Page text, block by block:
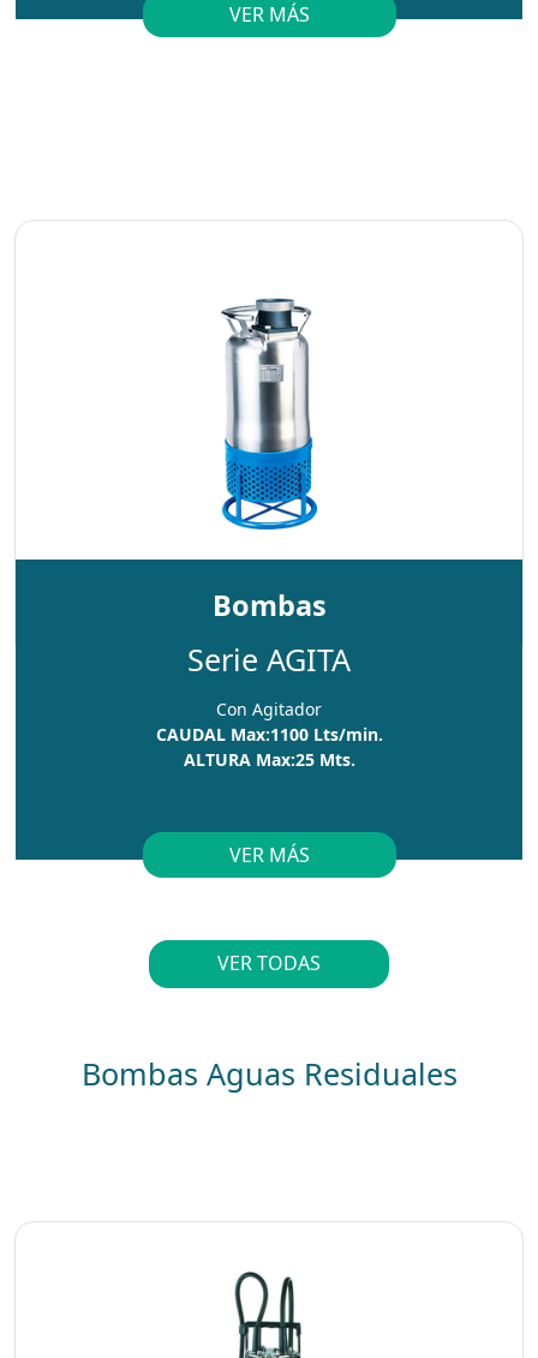
VER MÁS
Bombas
Serie AGITA
Con Agitador
CAUDAL Max:1100 Lts/min.
ALTURA Max:25 Mts.
VER MÁS
VER TODAS
Bombas Aguas Residuales